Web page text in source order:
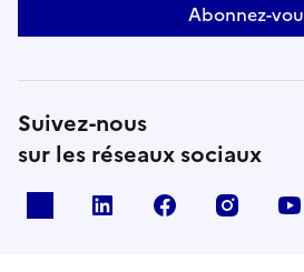
Abonnez-
Suivez-nous
sur les réseaux sociaux
Linkedin Facebook